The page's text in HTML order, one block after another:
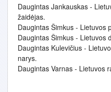
Daugintas Jankauskas -
žaidėjas.
Daugintas Šimkus - Lietuvos
Daugintas Šimkus - Lietuvos
Daugintas Kulevičius -
narys.
Daugintas Varnas - Lietuvos